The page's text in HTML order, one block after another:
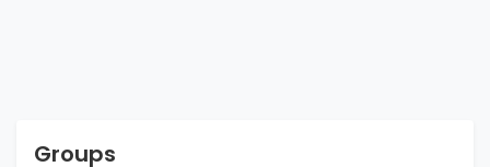
Groups